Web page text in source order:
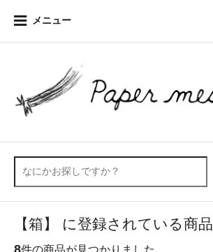
メニュー
【箱】 に登録されている商品
8件の商品が見つかりました